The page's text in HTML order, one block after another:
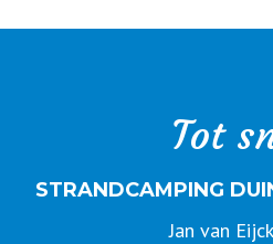
Tot
STRANDCAMPING
Jan van